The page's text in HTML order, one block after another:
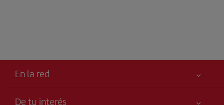
En la red
De tu interés